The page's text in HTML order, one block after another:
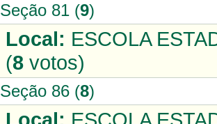
Seção 81 (9)
Local: ESCOLA
(8 votos)
Seção 86 (8)